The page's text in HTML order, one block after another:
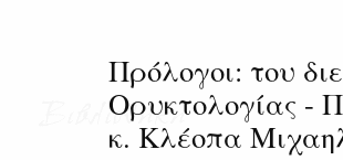
Πρόλογοι: του
Ορυκτολογίας -
κ. Κλέοπα